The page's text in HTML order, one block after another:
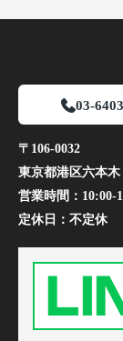
03-
〒106-0032
東京都港区六本
営業時間： 10:00-
定休日： 不定休